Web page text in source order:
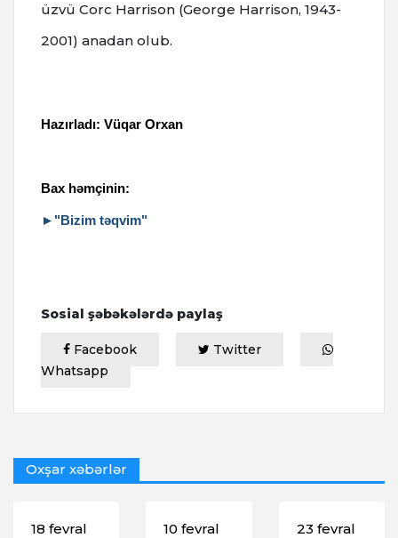
üzvü Corc Harrison (George Harrison, 1943-
2001) anadan olub.
Hazırladı: Vüqar Orxan
Bax həmçinin:
►"Bizim təqvim"
Sosial şəbəkələrdə paylaş
Facebook
Twitter
Whatsapp
Oxşar xəbərlər
18 fevral 10 fevral 23 fevral